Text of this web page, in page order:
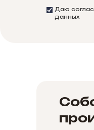
Даю
данных